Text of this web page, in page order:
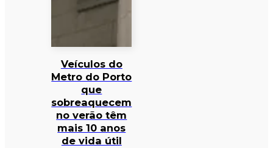
Veículos do
Metro do Porto
que
sobreaquecem
no verão têm
mais 10 anos
de vida útil